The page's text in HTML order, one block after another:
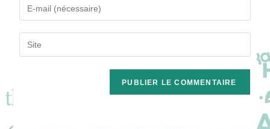
comment
Enter
your
email
address
Saisir
l’URL